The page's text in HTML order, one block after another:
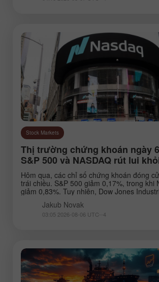
Stock Markets
Thị trường chứng khoán ngày
S&P 500 và NASDAQ rút lui
Hôm qua, các chỉ số chứng khoán đóng
trái chiều. S&P 500 giảm 0,17%, trong khi
giảm 0,83%. Tuy nhiên, Dow Jones
Jakub Novak
03:05 2026-08-06 UTC--4